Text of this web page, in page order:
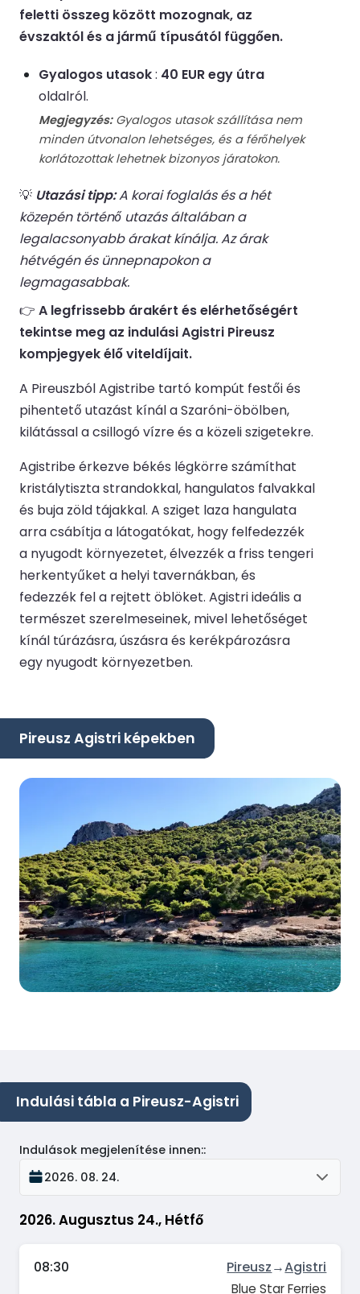
feletti összeg között mozognak, az
évszaktól és a jármű típusától függően.
Gyalogos utasok: 40 EUR egy útra
oldalról.
Megjegyzés:Gyalogos utasok szállítása nem
minden útvonalon lehetséges, és a férőhelyek
korlátozottak lehetnek bizonyos járatokon.
💡 Utazási tipp:A korai foglalás és a hét
közepén történő utazás általában a
legalacsonyabb árakat kínálja. Az árak
hétvégén és ünnepnapokon a
legmagasabbak.
👉 A legfrissebb árakért és elérhetőségért
tekintse meg az indulási Agistri Pireusz
kompjegyek élő viteldíjait.
A Pireuszból Agistribe tartó kompút festői és
pihentető utazást kínál a Szaróni-öbölben,
kilátással a csillogó vízre és a közeli szigetekre.
Agistribe érkezve békés légkörre számíthat
kristálytiszta strandokkal, hangulatos falvakkal
és buja zöld tájakkal. A sziget laza hangulata
arra csábítja a látogatókat, hogy felfedezzék
a nyugodt környezetet, élvezzék a friss tengeri
herkentyűket a helyi tavernákban, és
fedezzék fel a rejtett öblöket. Agistri ideális a
természet szerelmeseinek, mivel lehetőséget
kínál túrázásra, úszásra és kerékpározásra
egy nyugodt környezetben.
Pireusz Agistri képekben
Indulási tábla a Pireusz-Agistri
2026. Augusztus 24., Hétfő
Indulások megjelenítése innen::
2026. 08. 24.
08:30 Pireusz→Agistri
Blue Star Ferries